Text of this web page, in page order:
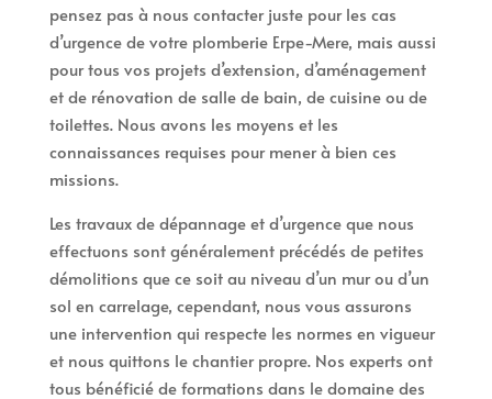
pensez pas à nous contacter juste pour les cas
d’urgence de votre plomberie Erpe-Mere, mais aussi
pour tous vos projets d’extension, d’aménagement
et de rénovation de salle de bain, de cuisine ou de
toilettes. Nous avons les moyens et les
connaissances requises pour mener à bien ces
missions.
Les travaux de dépannage et d’urgence que nous
effectuons sont généralement précédés de petites
démolitions que ce soit au niveau d’un mur ou d’un
sol en carrelage, cependant, nous vous assurons
une intervention qui respecte les normes en vigueur
et nous quittons le chantier propre. Nos experts ont
tous bénéficié de formations dans le domaine des